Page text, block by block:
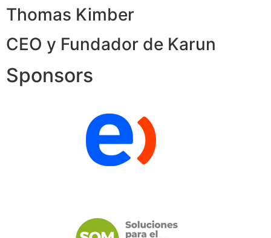
Thomas Kimber
CEO y Fundador de Karun
Sponsors